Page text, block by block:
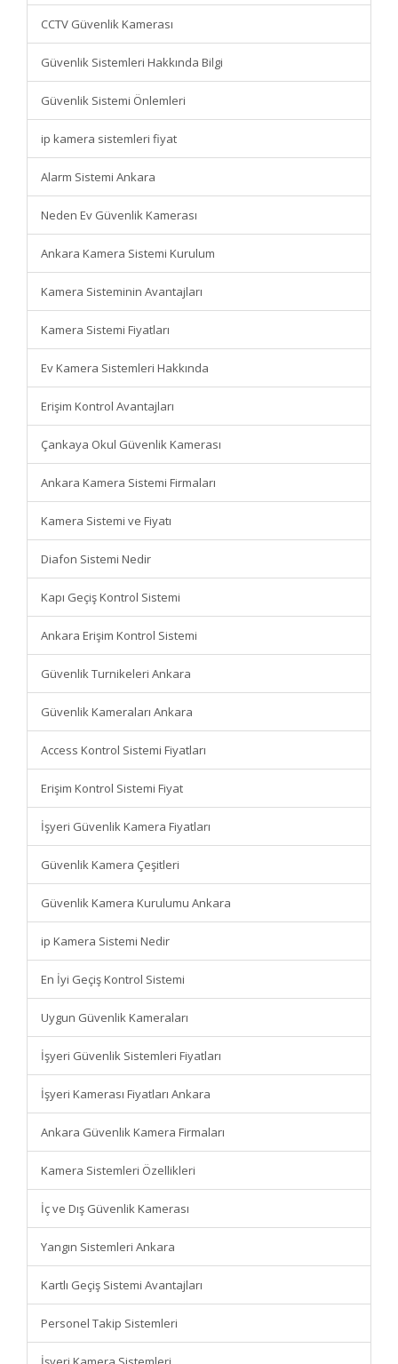
CCTV Güvenlik Kamerası
Güvenlik Sistemleri Hakkında Bilgi
Güvenlik Sistemi Önlemleri
ip kamera sistemleri fiyat
Alarm Sistemi Ankara
Neden Ev Güvenlik Kamerası
Ankara Kamera Sistemi Kurulum
Kamera Sisteminin Avantajları
Kamera Sistemi Fiyatları
Ev Kamera Sistemleri Hakkında
Erişim Kontrol Avantajları
Çankaya Okul Güvenlik Kamerası
Ankara Kamera Sistemi Firmaları
Kamera Sistemi ve Fiyatı
Diafon Sistemi Nedir
Kapı Geçiş Kontrol Sistemi
Ankara Erişim Kontrol Sistemi
Güvenlik Turnikeleri Ankara
Güvenlik Kameraları Ankara
Access Kontrol Sistemi Fiyatları
Erişim Kontrol Sistemi Fiyat
İşyeri Güvenlik Kamera Fiyatları
Güvenlik Kamera Çeşitleri
Güvenlik Kamera Kurulumu Ankara
ip Kamera Sistemi Nedir
En İyi Geçiş Kontrol Sistemi
Uygun Güvenlik Kameraları
İşyeri Güvenlik Sistemleri Fiyatları
İşyeri Kamerası Fiyatları Ankara
Ankara Güvenlik Kamera Firmaları
Kamera Sistemleri Özellikleri
İç ve Dış Güvenlik Kamerası
Yangın Sistemleri Ankara
Kartlı Geçiş Sistemi Avantajları
Personel Takip Sistemleri